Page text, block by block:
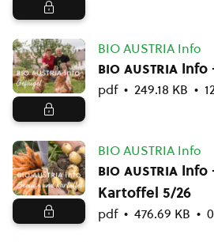
BIO AUSTRIA Info
bio austria Info
pdf 249.18 KB
BIO AUSTRIA Info
bio austria Info
Kartoffel 5/26
pdf 476.69 KB